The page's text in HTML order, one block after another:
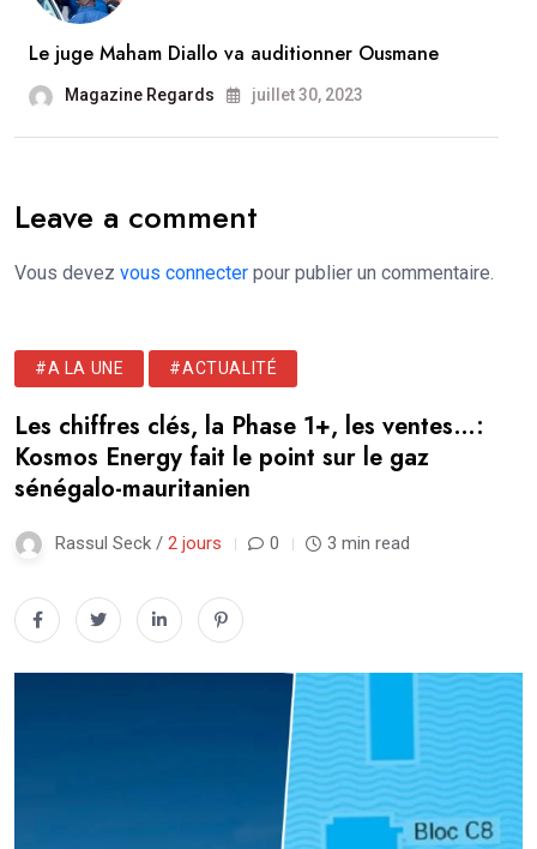
Le juge Maham Diallo va auditionner Ousmane
Magazine Regards juillet 30, 2023
Leave a comment
Vous devez vous connecter pour publier un commentaire.
#A LA UNE #ACTUALITÉ
Les chiffres clés, la Phase 1+, les ventes…:
Kosmos Energy fait le point sur le gaz
sénégalo-mauritanien
Rassul Seck / 2 jours 0 3 min read